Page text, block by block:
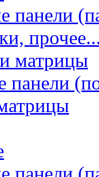
панели
матрицы
панели